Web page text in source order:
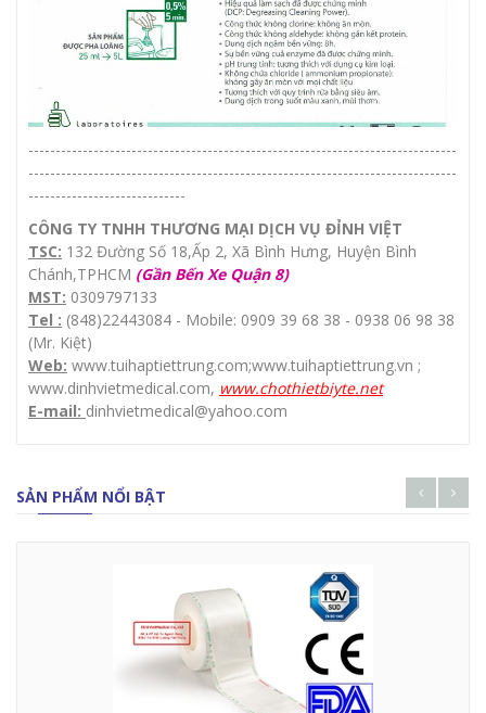
-------------------------------------------------------------------------------
-------------------------------------------------------------------------------
-----------------------------
CÔNG TY TNHH THƯƠNG MẠI DỊCH VỤ ĐỈNH VIỆT
TSC: 132 Đường Số 18,Ấp 2, Xã Bình Hưng, Huyện Bình
Chánh,TPHCM (Gần Bến Xe Quận 8)
MST: 0309797133
Tel : (848)22443084 - Mobile: 0909 39 68 38 - 0938 06 98 38
(Mr. Kiệt)
Web: www.tuihaptiettrung.com;www.tuihaptiettrung.vn ;
www.dinhvietmedical.com, www.chothietbiyte.net
E-mail: dinhvietmedical@yahoo.com
SẢN PHẨM NỔI BẬT